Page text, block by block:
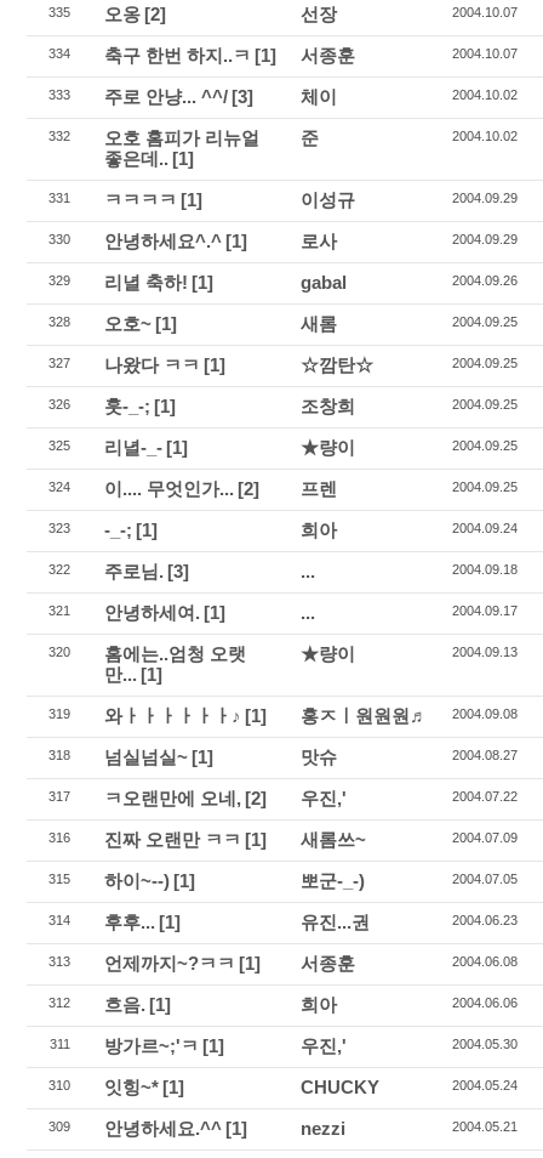
335 오옹 [2] 선장 2004.10.07
334 축구 한번 하지..ㅋ [1] 서종훈 2004.10.07
333 주로 안냥... ^^/ [3] 체이 2004.10.02
332
오호 홈피가 리뉴얼
좋은데.. [1]
준 2004.10.02
331 ㅋㅋㅋㅋ [1] 이성규 2004.09.29
330 안녕하세요^.^ [1] 로사 2004.09.29
329 리녈 축하! [1] gabal 2004.09.26
328 오호~ [1] 새롬 2004.09.25
327 나왔다 ㅋㅋ [1] ☆깜탄☆ 2004.09.25
326 훗-_-; [1] 조창희 2004.09.25
325 리녈-_- [1] ★량이 2004.09.25
324 이.... 무엇인가... [2] 프렌 2004.09.25
323 -_-; [1] 희아 2004.09.24
322 주로님. [3] ... 2004.09.18
321 안녕하세여. [1] ... 2004.09.17
320
홈에는..엄청 오랫
만... [1]
★량이 2004.09.13
319 와ㅏㅏㅏㅏㅏㅏ♪ [1] 홍ㅈㅣ원원원♬ 2004.09.08
318 넘실넘실~ [1] 맛슈 2004.08.27
317 ㅋ오랜만에 오네, [2] 우진,' 2004.07.22
316 진짜 오랜만 ㅋㅋ [1] 새롬쓰~ 2004.07.09
315 하이~--) [1] 뽀군-_-) 2004.07.05
314 후후... [1] 유진...권 2004.06.23
313 언제까지~?ㅋㅋ [1] 서종훈 2004.06.08
312 흐음. [1] 희아 2004.06.06
311 방가르~;'ㅋ [1] 우진,' 2004.05.30
310 잇힝~* [1] CHUCKY 2004.05.24
309 안녕하세요.^^ [1] nezzi 2004.05.21